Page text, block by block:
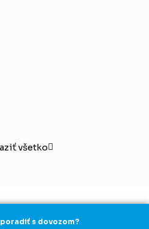
všetko
s dovozom?